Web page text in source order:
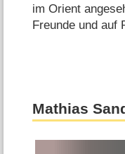
im Orient
Freunde und auf
Mathias